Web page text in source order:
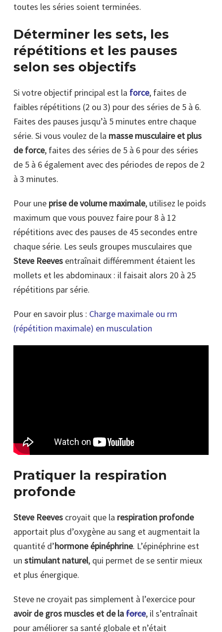
toutes les séries soient terminées.
Déterminer les sets, les
répétitions et les pauses
selon ses objectifs
Si votre objectif principal est la force, faites de
faibles répétitions (2 ou 3) pour des séries de 5 à 6.
Faites des pauses jusqu’à 5 minutes entre chaque
série. Si vous voulez de la masse musculaire et plus
de force, faites des séries de 5 à 6 pour des séries
de 5 à 6 également avec des périodes de repos de 2
à 3 minutes.
Pour une prise de volume maximale, utilisez le poids
maximum que vous pouvez faire pour 8 à 12
répétitions avec des pauses de 45 secondes entre
chaque série. Les seuls groupes musculaires que
Steve Reeves entraînait différemment étaient les
mollets et les abdominaux : il faisait alors 20 à 25
répétitions par série.
Pour en savoir plus : Charge maximale ou rm
(répétition maximale) en musculation
Pratiquer la respiration
profonde
Steve Reeves croyait que la respiration profonde
apportait plus d’oxygène au sang et augmentait la
quantité d’hormone épinéphrine. L’épinéphrine est
un stimulant naturel, qui permet de se sentir mieux
et plus énergique.
Steve ne croyait pas simplement à l’exercice pour
avoir de gros muscles et de laforce, il s’entraînait
pour améliorer sa santé globale et n’était